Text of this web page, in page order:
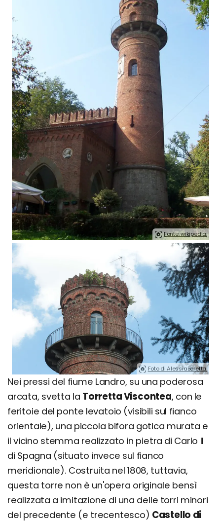
Fonte: wikipedia.
Foto di AlessiaBeretta.
Nei pressi del fiume Landro, su una poderosa
arcata, svetta la Torretta Viscontea, con le
feritoie del ponte levatoio (visibili sul fianco
orientale), una piccola bifora gotica murata e
il vicino stemma realizzato in pietra di Carlo II
di Spagna (situato invece sul fianco
meridionale). Costruita nel 1808, tuttavia,
questa torre non è un'opera originale bensì
realizzata a imitazione di una delle torri minori
del precedente (e trecentesco) Castello di